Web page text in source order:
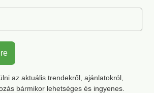
az aktuális trendekről, ajánlatokról,
bármikor lehetséges és ingyenes.